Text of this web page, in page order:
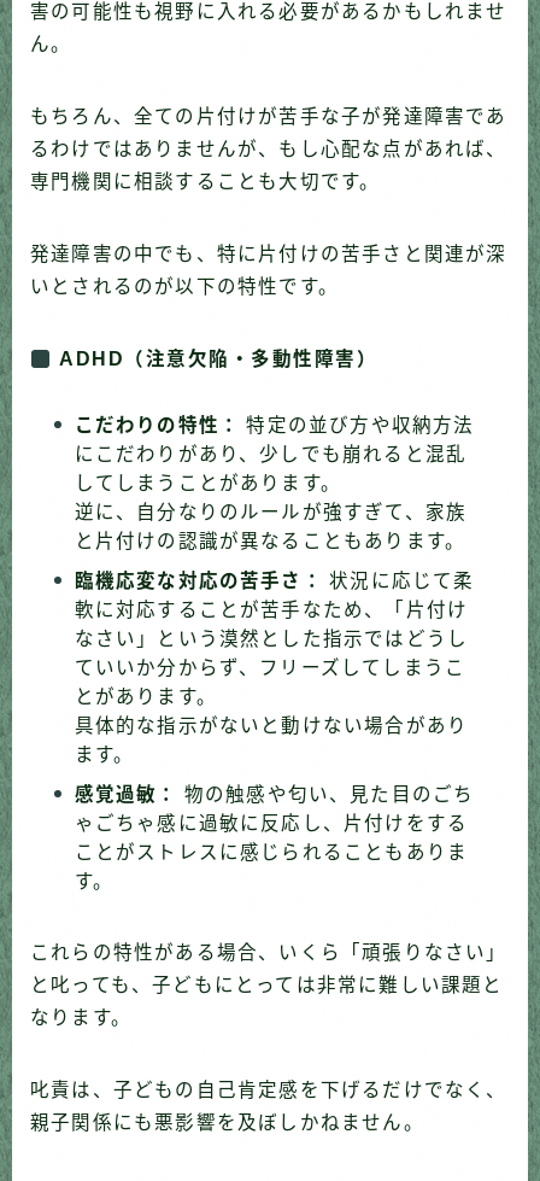
害の可能性も視野に入れる必要があるかもしれませ
ん。
もちろん、全ての片付けが苦手な子が発達障害であ
るわけではありませんが、もし心配な点があれば、
専門機関に相談することも大切です。
発達障害の中でも、特に片付けの苦手さと関連が深
いとされるのが以下の特性です。
ADHD（注意欠陥・多動性障害）
こだわりの特性：
特定の並び方や収納方法
にこだわりがあり、少しでも崩れると混乱
してしまうことがあります。
逆に、自分なりのルールが強すぎて、家族
と片付けの認識が異なることもあります。
臨機応変な対応の苦手さ：
状況に応じて柔
軟に対応することが苦手なため、「片付け
なさい」という漠然とした指示ではどうし
ていいか分からず、フリーズしてしまうこ
とがあります。
具体的な指示がないと動けない場合があり
ます。
感覚過敏：
物の触感や匂い、見た目のごち
ゃごちゃ感に過敏に反応し、片付けをする
ことがストレスに感じられることもありま
す。
これらの特性がある場合、いくら「頑張りなさい」
と叱っても、子どもにとっては非常に難しい課題と
なります。
叱責は、子どもの自己肯定感を下げるだけでなく、
親子関係にも悪影響を及ぼしかねません。